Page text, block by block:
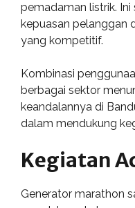
pemadaman listrik.
kepuasan pelanggan
yang kompetitif.
Kombinasi
berbagai sektor
keandalannya di
dalam mendukung
Kegiatan
Generator marathon